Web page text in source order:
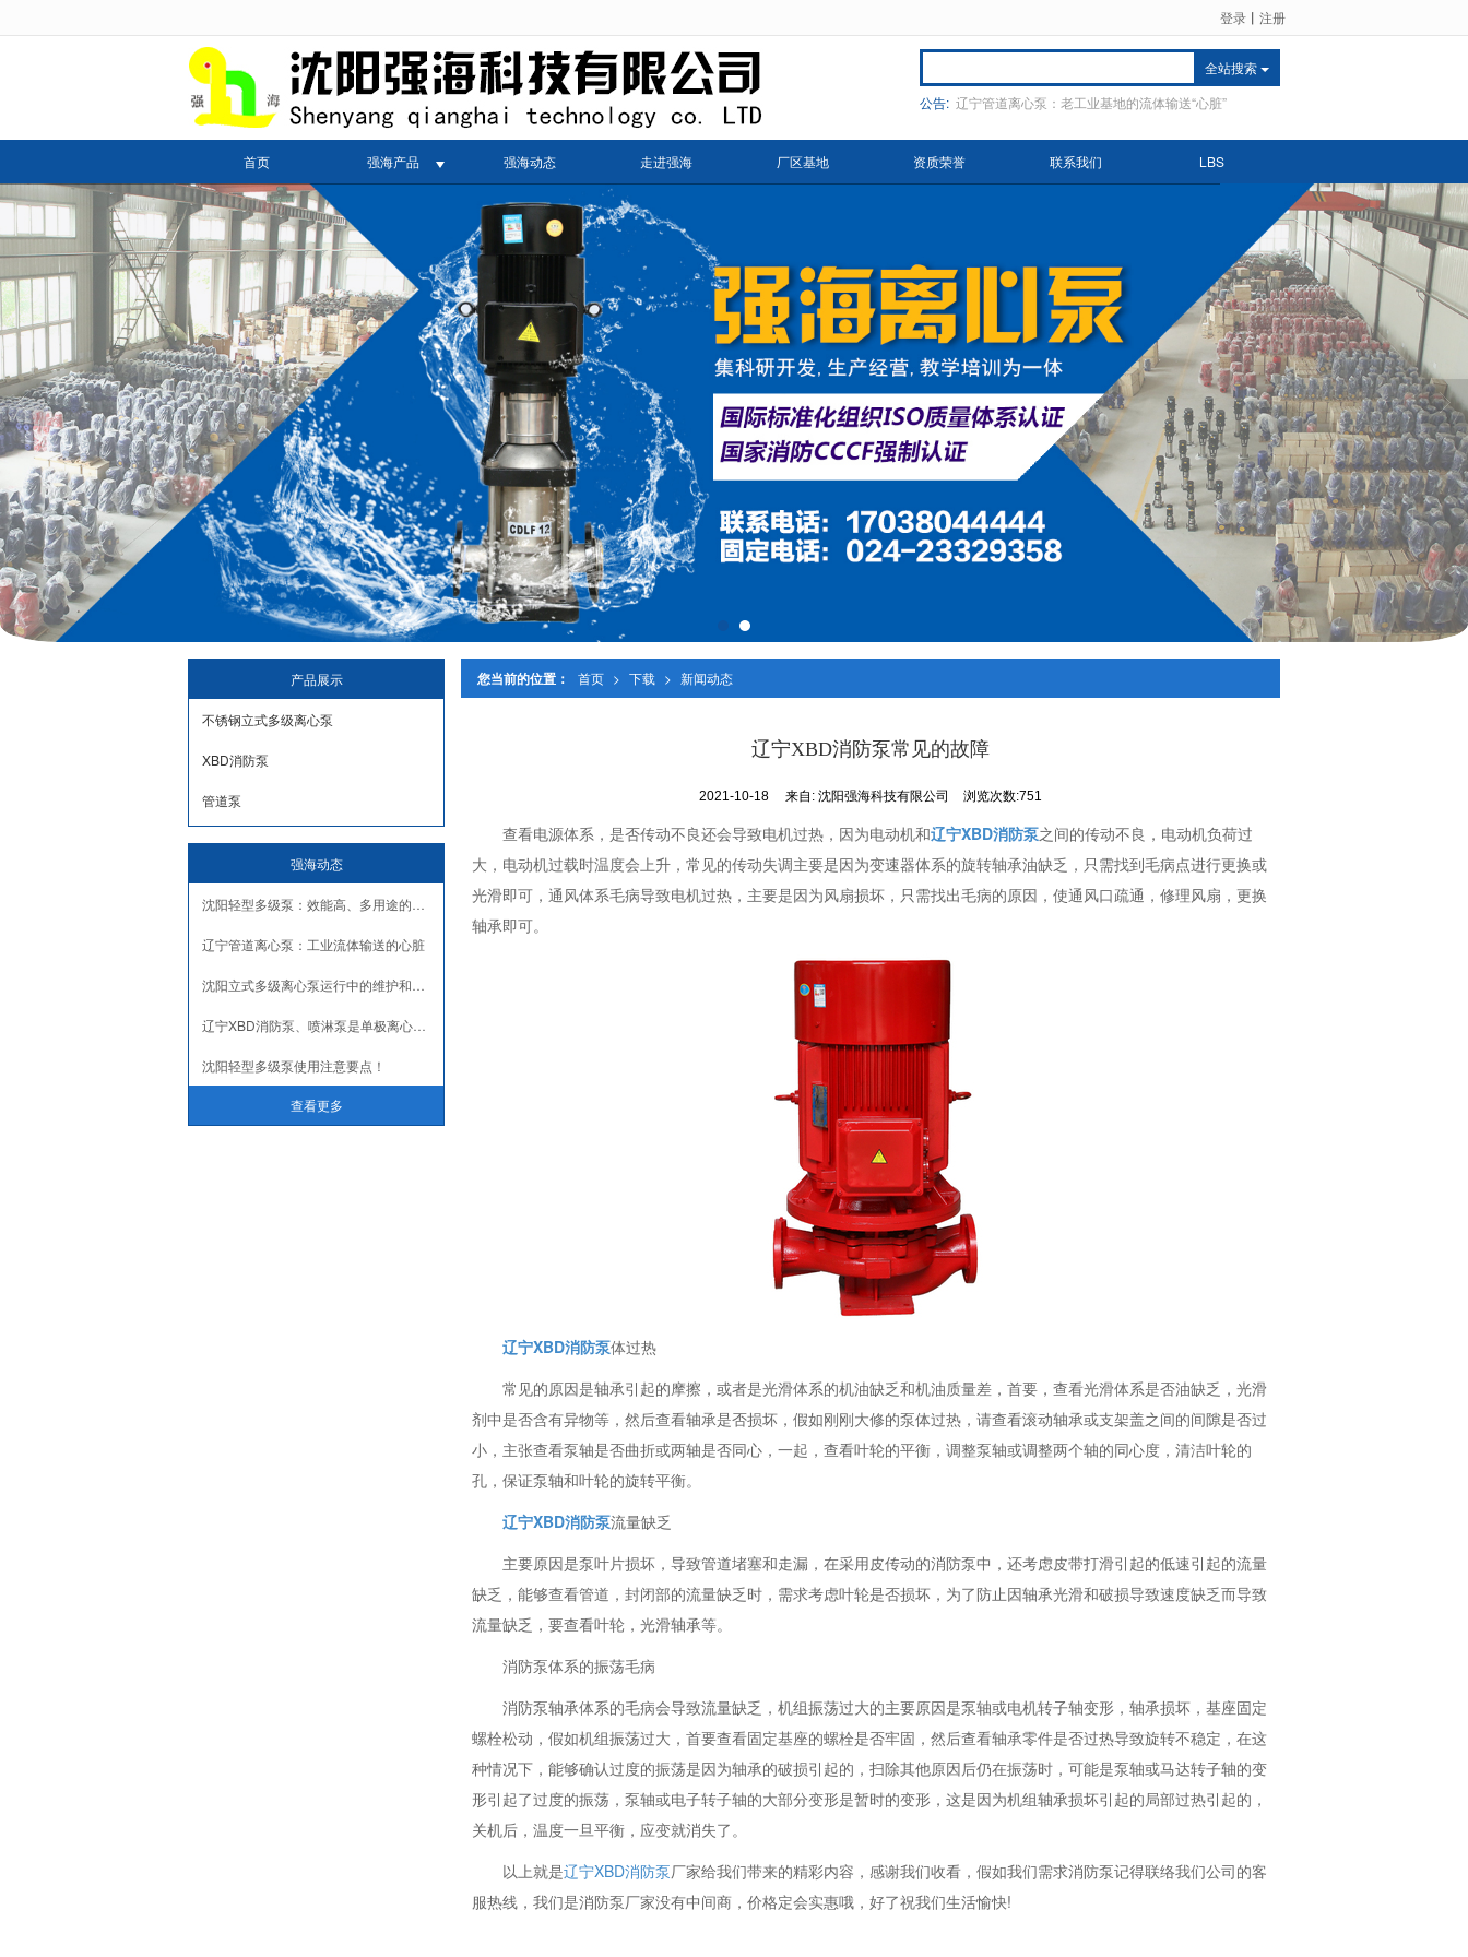
登录 丨 注册
全站搜索
公告: 辽宁管道离心泵：老工业基地的流体输送“心脏”
首页 强海产品 强海动态 走进强海 厂区基地 资质荣誉 联系我们 LBS
您当前的位置： 首页 > 下载 > 新闻动态
辽宁XBD消防泵常见的故障
2021-10-18 来自: 沈阳强海科技有限公司 浏览次数:751
查看电源体系，是否传动不良还会导致电机过热，因为电动机和辽宁XBD消防泵之间的传动不良，电动机负荷过
大，电动机过载时温度会上升，常见的传动失调主要是因为变速器体系的旋转轴承油缺乏，只需找到毛病点进行更换或
光滑即可，通风体系毛病导致电机过热，主要是因为风扇损坏，只需找出毛病的原因，使通风口疏通，修理风扇，更换
轴承即可。
辽宁XBD消防泵体过热
常见的原因是轴承引起的摩擦，或者是光滑体系的机油缺乏和机油质量差，首要，查看光滑体系是否油缺乏，光滑
剂中是否含有异物等，然后查看轴承是否损坏，假如刚刚大修的泵体过热，请查看滚动轴承或支架盖之间的间隙是否过
小，主张查看泵轴是否曲折或两轴是否同心，一起，查看叶轮的平衡，调整泵轴或调整两个轴的同心度，清洁叶轮的
孔，保证泵轴和叶轮的旋转平衡。
辽宁XBD消防泵流量缺乏
主要原因是泵叶片损坏，导致管道堵塞和走漏，在采用皮传动的消防泵中，还考虑皮带打滑引起的低速引起的流量
缺乏，能够查看管道，封闭部的流量缺乏时，需求考虑叶轮是否损坏，为了防止因轴承光滑和破损导致速度缺乏而导致
流量缺乏，要查看叶轮，光滑轴承等。
消防泵体系的振荡毛病
消防泵轴承体系的毛病会导致流量缺乏，机组振荡过大的主要原因是泵轴或电机转子轴变形，轴承损坏，基座固定
螺栓松动，假如机组振荡过大，首要查看固定基座的螺栓是否牢固，然后查看轴承零件是否过热导致旋转不稳定，在这
种情况下，能够确认过度的振荡是因为轴承的破损引起的，扫除其他原因后仍在振荡时，可能是泵轴或马达转子轴的变
形引起了过度的振荡，泵轴或电子转子轴的大部分变形是暂时的变形，这是因为机组轴承损坏引起的局部过热引起的，
关机后，温度一旦平衡，应变就消失了。
以上就是辽宁XBD消防泵厂家给我们带来的精彩内容，感谢我们收看，假如我们需求消防泵记得联络我们公司的客
服热线，我们是消防泵厂家没有中间商，价格定会实惠哦，好了祝我们生活愉快!
产品展示
不锈钢立式多级离心泵
XBD消防泵
管道泵
强海动态
沈阳轻型多级泵：效能高、多用途的流体传输利器
辽宁管道离心泵：工业流体输送的心脏
沈阳立式多级离心泵运行中的维护和保养
辽宁XBD消防泵、喷淋泵是单极离心泵还是多级离心泵
沈阳轻型多级泵使用注意要点！
查看更多